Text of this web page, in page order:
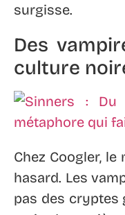
surgisse.
Des
culture
Chez Coogler, le
hasard. Les
pas des cryptes